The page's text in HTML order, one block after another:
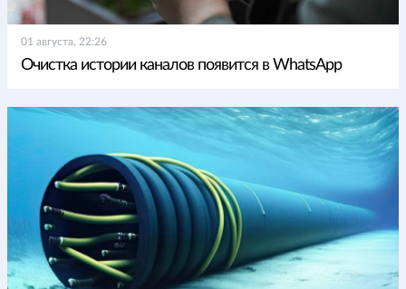
01 августа, 22:26
Очистка истории каналов появится в WhatsApp